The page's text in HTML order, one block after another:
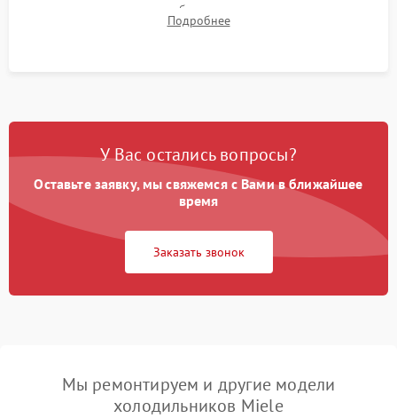
компрессора, отсутствия обмерзания стенок и корректного
срабатывания системы автоматической оттайки.
Подробнее
У Вас остались вопросы?
Оставьте заявку, мы свяжемся с Вами в ближайшее
время
Заказать звонок
Мы ремонтируем и другие модели
холодильников Miele